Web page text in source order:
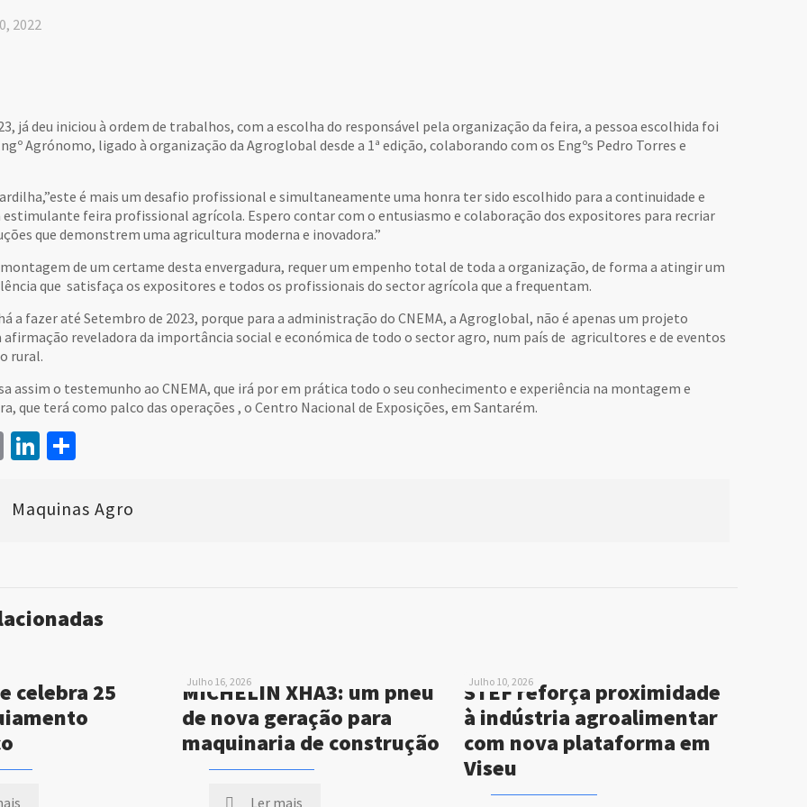
2022
já deu iniciou à ordem de trabalhos, com a escolha do responsável pela organização da feira, a pessoa escolhida foi
Agrónomo, ligado à organização da Agroglobal desde a 1ª edição, colaborando com os Engºs Pedro Torres e
é mais um desafio profissional e simultaneamente uma honra ter sido escolhido para a continuidade e
estimulante feira profissional agrícola. Espero contar com o entusiasmo e colaboração dos expositores para recriar
que demonstrem uma agricultura moderna e inovadora.”
de um certame desta envergadura, requer um empenho total de toda a organização, de forma a atingir um
que satisfaça os expositores e todos os profissionais do sector agrícola que a frequentam.
a fazer até Setembro de 2023, porque para a administração do CNEMA, a Agroglobal, não é apenas um projeto
afirmação reveladora da importância social e económica de todo o sector agro, num país de agricultores e de eventos
rural.
assim o testemunho ao CNEMA, que irá por em prática todo o seu conhecimento e experiência na montagem e
que terá como palco das operações , o Centro Nacional de Exposições, em Santarém.
EmailLinkedIn
Maquinas Agro
celebra 25
Julho 16, 2026
MICHELIN XHA3: um pneu
de nova geração para
maquinaria de construção
Ler mais
Julho 10, 2026
STEF reforça proximidade
à indústria agroalimentar
com nova plataforma em
Viseu